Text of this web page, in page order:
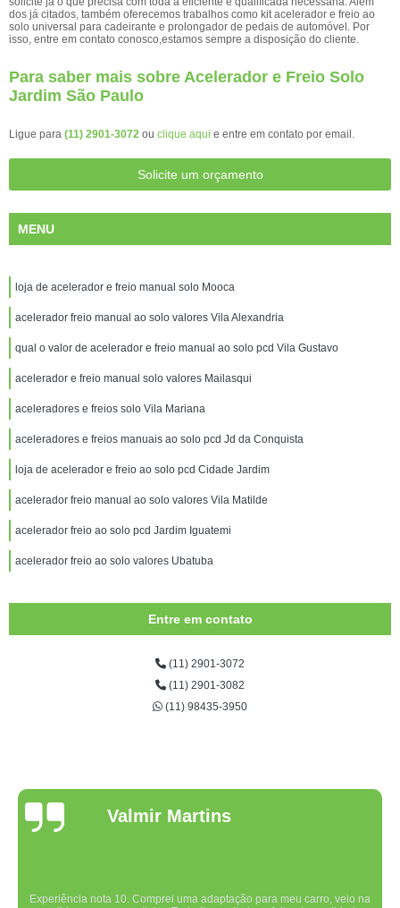
dos já citados, também oferecemos trabalhos como kit acelerador e freio ao
solo universal para cadeirante e prolongador de pedais de automóvel. Por
isso, entre em contato conosco,estamos sempre a disposição do cliente.
Para saber mais sobre Acelerador e Freio Solo
Jardim São Paulo
Ligue para (11) 2901-3072 ou clique aqui e entre em contato por email.
Solicite um orçamento
MENU
loja de acelerador e freio manual solo Mooca
acelerador freio manual ao solo valores Vila Alexandria
qual o valor de acelerador e freio manual ao solo pcd Vila Gustavo
acelerador e freio manual solo valores Mailasqui
aceleradores e freios solo Vila Mariana
aceleradores e freios manuais ao solo pcd Jd da Conquista
loja de acelerador e freio ao solo pcd Cidade Jardim
acelerador freio manual ao solo valores Vila Matilde
acelerador freio ao solo pcd Jardim Iguatemi
acelerador freio ao solo valores Ubatuba
Entre em contato
(11) 2901-3072
(11) 2901-3082
(11) 98435-3950
Valmir Martins
Experiência nota 10. Comprei uma adaptação para meu carro, veio na